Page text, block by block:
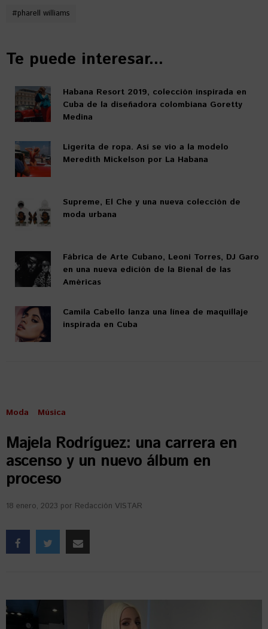
#pharell williams
Te puede interesar...
Habana Resort 2019, colección inspirada en
Cuba de la diseñadora colombiana Goretty
Medina
Ligerita de ropa. Así se vio a la modelo
Meredith Mickelson por La Habana
Supreme, El Che y una nueva colección de
moda urbana
Fábrica de Arte Cubano, Leoni Torres, DJ Garo
en una nueva edición de la Bienal de las
Américas
Camila Cabello lanza una línea de maquillaje
inspirada en Cuba
Moda Música
Majela Rodríguez: una carrera en
ascenso y un nuevo álbum en
proceso
18 enero, 2023 por Redacción VISTAR